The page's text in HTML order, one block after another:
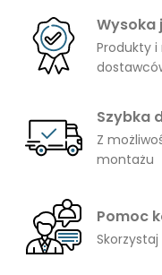
Wysoka
Produkty
Szybka
Z
montażu
Pomoc